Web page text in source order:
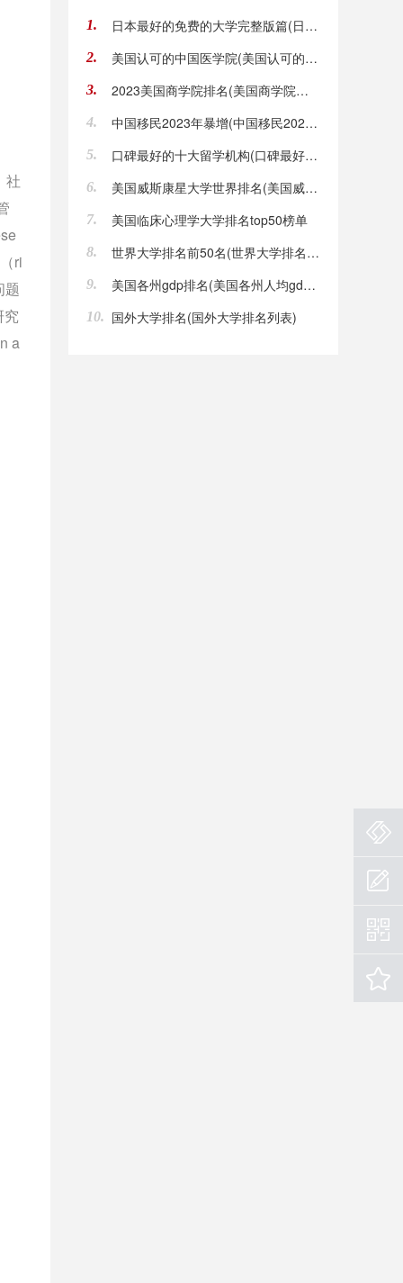
社
ri
题
究
a
1. 日本最好的免费的大学完整版篇(日本有免费的大学吗)
2. 美国认可的中国医学院(美国认可的中国医学院校目录)
3. 2023美国商学院排名(美国商学院前30)
4. 中国移民2023年暴增(中国移民2023年暴增原因)
5. 口碑最好的十大留学机构(口碑最好的十大留学机构排名)
6. 美国威斯康星大学世界排名(美国威斯康星大学世界排名几)
7. 美国临床心理学大学排名top50榜单
8. 世界大学排名前50名(世界大学排名前50名单)
9. 美国各州gdp排名(美国各州人均gdp排名)
10. 国外大学排名(国外大学排名列表)